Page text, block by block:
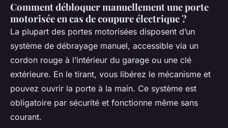
Comment débloquer manuellement une porte
motorisée en cas de coupure électrique ?
La plupart des portes motorisées disposent d’un
système de débrayage manuel, accessible via un
cordon rouge à l’intérieur du garage ou une clé
extérieure. En le tirant, vous libérez le mécanisme et
pouvez ouvrir la porte à la main. Ce système est
obligatoire par sécurité et fonctionne même sans
courant.